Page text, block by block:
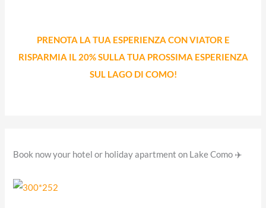
PRENOTA LA TUA ESPERIENZA CON VIATOR E
RISPARMIA IL 20% SULLA TUA PROSSIMA ESPERIENZA
SUL LAGO DI COMO!
Book now your hotel or holiday apartment on Lake Como ✈️